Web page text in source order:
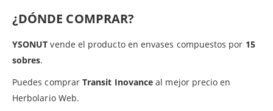
¿DÓNDE COMPRAR?
YSONUT vende el producto en envases compuestos por 15
sobres.
Puedes comprarTransit Inovance al mejor precio en
Herbolario Web.